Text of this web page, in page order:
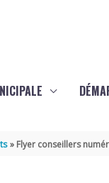
Flyer conseillers